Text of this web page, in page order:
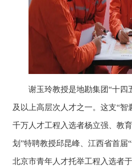
谢玉玲教授是地勘集团“十四
及以上高层次人才之一。这支“智
千万人才工程入选者杨立强、教
划”特聘教授邱昆峰、江西省首届
北京市青年人才托举工程入选者